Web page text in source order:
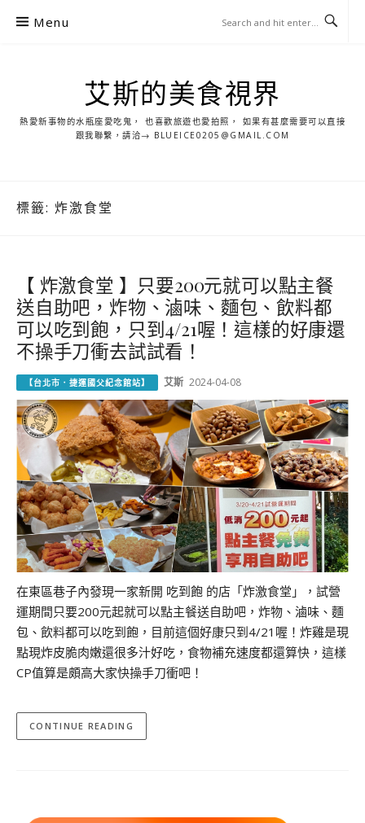
Menu
艾斯的美食視界
熱愛新事物的水瓶座愛吃鬼， 也喜歡旅遊也愛拍照， 如果有甚麼需要可以直接
跟我聯繫，請洽→ BLUEICE0205@GMAIL.COM
標籤: 炸激食堂
【 炸激食堂 】只要200元就可以點主餐
送自助吧，炸物、滷味、麵包、飲料都
可以吃到飽，只到4/21喔！這樣的好康還
不操手刀衝去試試看！
【台北市．捷運國父紀念館站】 艾斯 2024-04-08
在東區巷子內發現一家新開 吃到飽 的店「炸激食堂」，試營
運期間只要200元起就可以點主餐送自助吧，炸物、滷味、麵
包、飲料都可以吃到飽，目前這個好康只到4/21喔！炸雞是現
點現炸皮脆肉嫩還很多汁好吃，食物補充速度都還算快，這樣
CP值算是頗高大家快操手刀衝吧！
CONTINUE READING